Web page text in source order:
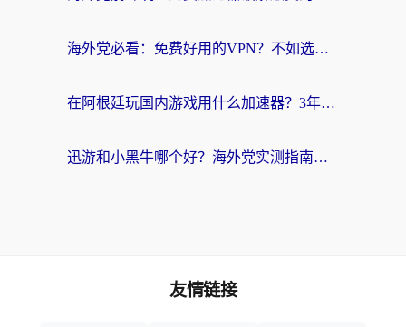
海外党必看：免费好用的VPN？不如选对转国内加速器实现无缝追剧
在阿根廷玩国内游戏用什么加速器？3年海外党亲测实用指南
迅游和小黑牛哪个好？海外党实测指南，选对中国地址加速器才能无缝刷国内资源
友情链接